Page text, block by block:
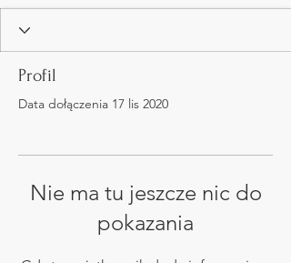
Profil
Data dołączenia 17 lis 2020
Nie ma tu jeszcze nic do
pokazania